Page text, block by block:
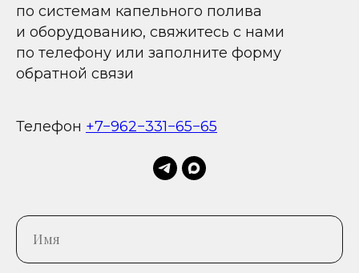
по системам капельного полива
и оборудованию, свяжитесь с нами
по телефону или заполните форму
обратной связи
Телефон +7−962−331−65−65